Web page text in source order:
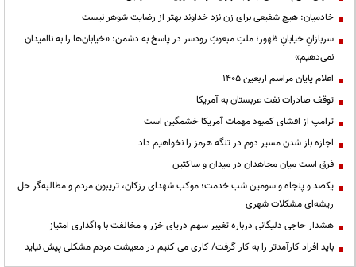
خادمیان: هیچ شفیعی برای زن نزد خداوند بهتر از رضایت شوهر نیست
سربازانِ خیابانِ ظهور؛ ملتِ مبعوثِ رودسر در پاسخ به دشمن: «خیابان‌ها را به ناامیدان
نمی‌دهیم»
اعلام پایان مراسم اربعین ۱۴۰۵
توقف صادرات نفت عربستان به آمریکا
ترامپ از افشای کمبود مهمات آمریکا خشمگین است
اجازه باز شدن مسیر دوم در تنگه هرمز را نخواهیم داد
فرق است میان مجاهدان در میدان و ساکتین
یکصد و پنجاه و سومین شب خدمت؛ موکب شهدای رزکان، تریبون مردم و مطالبه‌گر حل
ریشه‌ای مشکلات شهری
هشدار حاجی دلیگانی درباره تغییر سهم دریای خزر و مخالفت با واگذاری امتیاز
باید افراد کارآمدتر را به کار گرفت/ کاری می کنیم در معیشت مردم مشکلی پیش نیاید